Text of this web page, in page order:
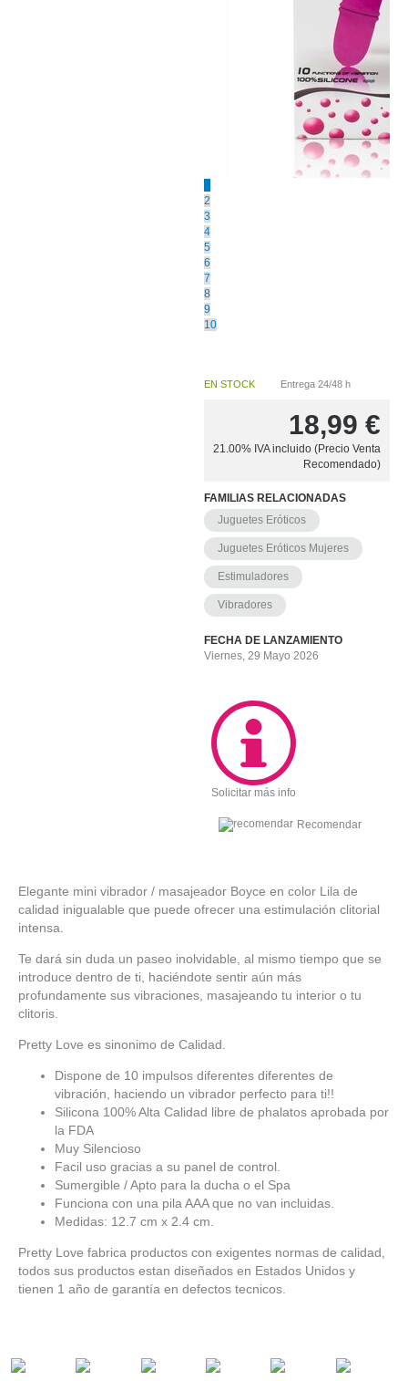
2
3
4
5
6
7
8
9
10
EN STOCK Entrega 24/48 h
18,99 €
21.00% IVA incluido (Precio Venta
Recomendado)
FAMILIAS RELACIONADAS
Juguetes Eróticos
Juguetes Eróticos Mujeres
Estimuladores
Vibradores
FECHA DE LANZAMIENTO
Viernes, 29 Mayo 2026
Solicitar más info
Recomendar
Elegante mini vibrador / masajeador Boyce en color Lila de
calidad inigualable que puede ofrecer una estimulación clitorial
intensa.
Te dará sin duda un paseo inolvidable, al mismo tiempo que se
introduce dentro de ti, haciéndote sentir aún más
profundamente sus vibraciones, masajeando tu interior o tu
clitoris.
Pretty Love es sinonimo de Calidad.
Dispone de 10 impulsos diferentes diferentes de
vibración, haciendo un vibrador perfecto para ti!!
Silicona 100% Alta Calidad libre de phalatos aprobada por
la FDA
Muy Silencioso
Facil uso gracias a su panel de control.
Sumergible / Apto para la ducha o el Spa
Funciona con una pila AAA que no van incluidas.
Medidas: 12.7 cm x 2.4 cm.
Pretty Love fabrica productos con exigentes normas de calidad,
todos sus productos estan diseñados en Estados Unidos y
tienen 1 año de garantía en defectos tecnicos.